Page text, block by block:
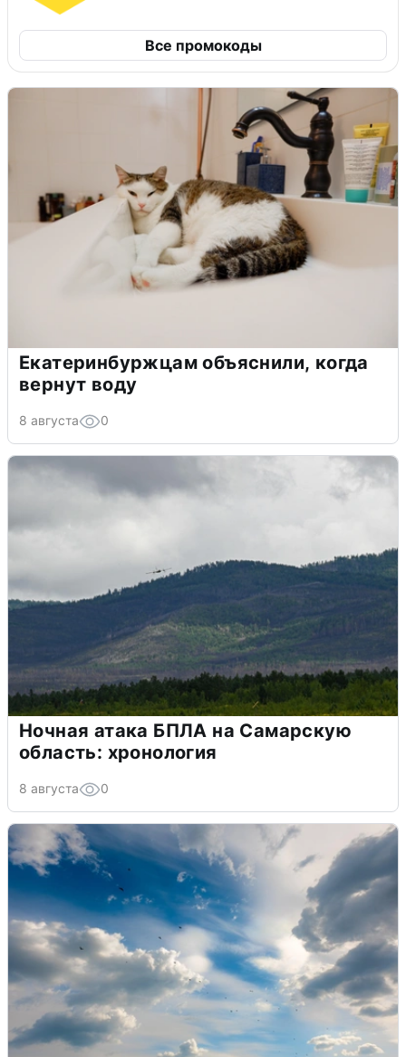
Все промокоды
Екатеринбуржцам объяснили, когда
вернут воду
8 августа 0
Ночная атака БПЛА на Самарскую
область: хронология
8 августа 0